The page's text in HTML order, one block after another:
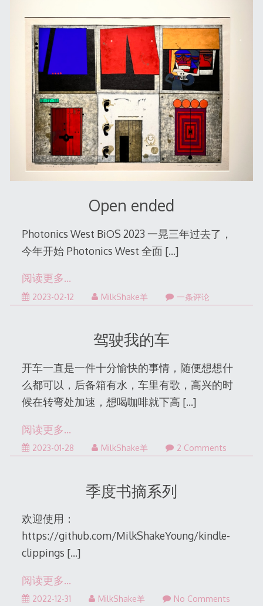
Open ended
Photonics West BiOS 2023 一晃三年过去了，
今年开始 Photonics West 全面 […]
阅读更多…
2023-02-12 MilkShake羊 一条评论
驾驶我的车
开车一直是一件十分愉快的事情，随便想想什
么都可以，后备箱有水，车里有歌，高兴的时
候在转弯处加速，想喝咖啡就下高 […]
阅读更多…
2023-01-282023-
MilkShake羊 2 Comments
季度书摘系列
欢迎使用：
https://github.com/MilkShakeYoung/kindle-
clippings […]
阅读更多…
2022-12-312022-
MilkShake羊 No Comments